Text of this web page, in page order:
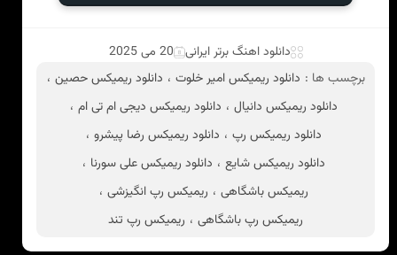
دانلود اهنگ برتر ایرانی
20 می 2025
برچسب ها : دانلود ریمیکس امیر خلوت ، دانلود ریمیکس حصین ،
دانلود ریمیکس دانیال ، دانلود ریمیکس دیجی ام تی ام ،
دانلود ریمیکس رپ ، دانلود ریمیکس رضا پیشرو ،
دانلود ریمیکس شایع ، دانلود ریمیکس علی سورنا ،
ریمیکس باشگاهی ، ریمیکس رپ انگیزشی ،
ریمیکس رپ باشگاهی ، ریمیکس رپ تند